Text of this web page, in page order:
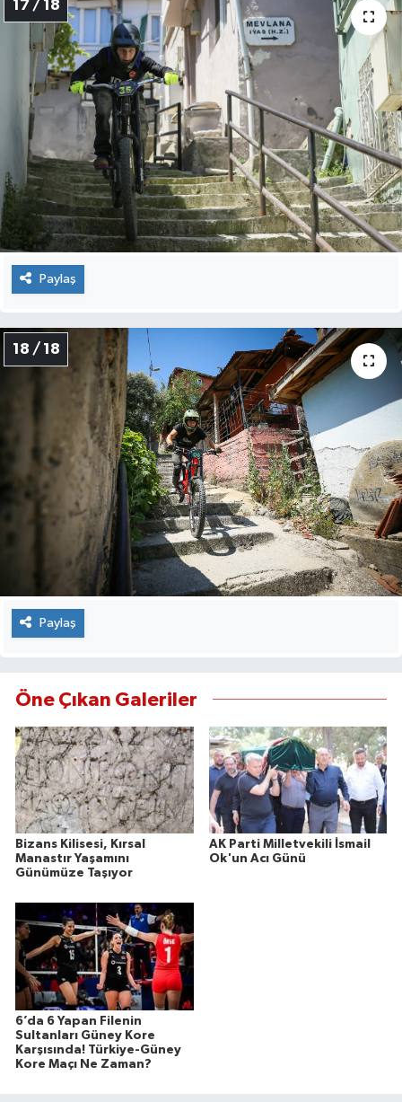
17 / 18
Paylaş
18 / 18
Paylaş
Öne Çıkan Galeriler
Bizans Kilisesi, Kırsal
Manastır Yaşamını
Günümüze Taşıyor
AK Parti Milletvekili İsmail
Ok'un Acı Günü
6’da 6 Yapan Filenin
Sultanları Güney Kore
Karşısında! Türkiye-Güney
Kore Maçı Ne Zaman?